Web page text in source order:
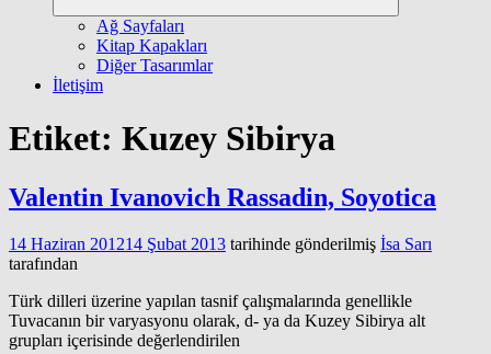
Ağ Sayfaları
Kitap Kapakları
Diğer Tasarımlar
İletişim
Etiket: Kuzey Sibirya
Valentin Ivanovich Rassadin, Soyotica
14 Haziran 201214 Şubat 2013 tarihinde gönderilmiş İsa Sarı
tarafından
Türk dilleri üzerine yapılan tasnif çalışmalarında genellikle
Tuvacanın bir varyasyonu olarak, d- ya da Kuzey Sibirya alt
grupları içerisinde değerlendirilen